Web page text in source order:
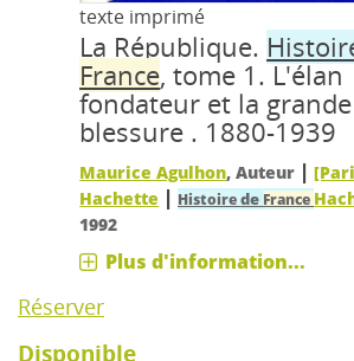
texte imprimé
La République.
France, tome 1.L'élan
fondateur et la grande
blessure . 1880-1939
Maurice Agulhon, Auteur |
Hachette |Histoirede France
1992
Plus d'information...
Réserver
Disponible